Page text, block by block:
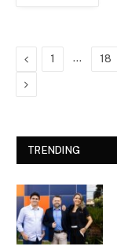
Previous
1 … 18
Next
TRENDING